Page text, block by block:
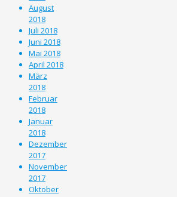
August
2018
Juli 2018
Juni 2018
Mai 2018
April 2018
März
2018
Februar
2018
Januar
2018
Dezember
2017
November
2017
Oktober